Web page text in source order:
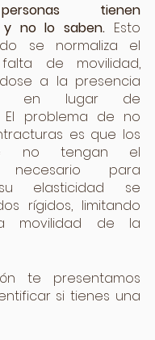
tienen
no lo saben. Esto
se normaliza el
de movilidad,
a la presencia
en lugar de
El problema de no
es que los
no tengan el
necesario para
elasticidad se
rígidos, limitando
movilidad de la
te presentamos
si tienes una